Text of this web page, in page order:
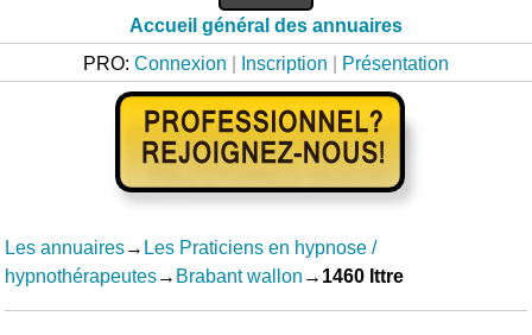
Accueil général des annuaires
PRO: Connexion Inscription Présentation
Les annuaires→ Les Praticiens en hypnose /
hypnothérapeutes→ Brabant wallon → 1460 Ittre